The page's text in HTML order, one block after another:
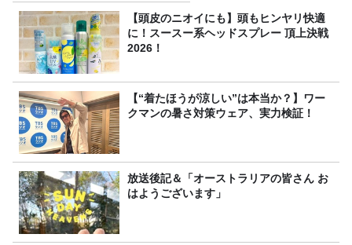
【頭皮のニオイにも】頭もヒンヤリ快適
に！スースー系ヘッドスプレー 頂上決戦
2026！
【“着たほうが涼しい”は本当か？】ワー
クマンの暑さ対策ウェア、実力検証！
放送後記＆「オーストラリアの皆さん お
はようございます」